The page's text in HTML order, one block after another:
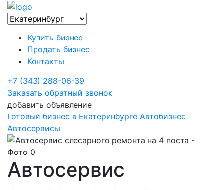
Купить бизнес
Продать бизнес
Контакты
+7 (343) 288-06-39
Заказать обратный звонок
добавить объявление
Готовый бизнес в Екатеринбурге Автобизнес
Автосервисы
Автосервис